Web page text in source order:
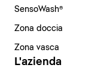
SensoWash®
Zona doccia
Zona vasca
L'azienda